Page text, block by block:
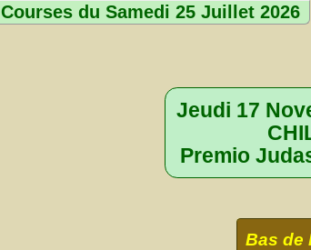
Courses du Samedi 25 Juillet 2026
Jeudi 17
Premio
Bas de